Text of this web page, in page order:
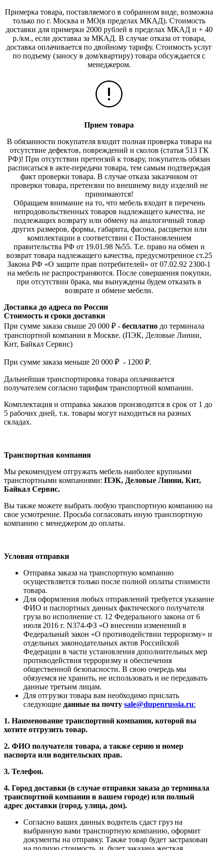
Примерка товара, поставляемого в собранном виде, возможна
только по г. Москва и МО(в пределах МКАД). Стоимость
доставки для примерки 2000 рублей в пределах МКАД и + 40
р./км., если доставка за МКАД. В случае отказа от товара,
доставка оплачивается по двойному тарифу. Стоимость услуг
по подъему (заносу в дом/квартиру) товара обсуждается с
менеджером.
Прием товара
В обязанности покупателя входит полная проверка товара на
отсутствие дефектов, повреждений и сколов (статья 513 ГК
РФ)! При отсутствии претензий к товару, покупатель обязан
расписаться в акте-передачи товара, тем самым подтверждая
факт проверки товара. В случае отказа заказчиком от
проверки товара, претензии по внешнему виду изделий не
принимаются!
Обращаем внимание на то, что мебель входит в перечень
непродовольственных товаров надлежащего качества, не
подлежащих возврату или обмену на аналогичный товар
других размеров, формы, габарита, фасона, расцветки или
комплектации в соответствии с Постановлением
правительства РФ от 19.01.98 №55. Т.е. право на обмен и
возврат товара надлежащего качества, предусмотренное ст.25
Закона РФ «О защите прав потребителей» от 07.02.92 2300-1
на мебель не распространяются. После совершения покупки,
при отсутствии брака, мы вынуждены будем отказать в
возврате и обмене мебели.
Доставка до адреса по России
Стоимость и сроки доставки
При сумме заказа свыше 20 000 ₽ - бесплатно до терминала
транспортной компании в Москве. (ПЭК, Деловые Линии,
Кит, Байкал Сервис)
При сумме заказа меньше 20 000 ₽ - 1200 ₽.
Дальнейшая транспортировка товара оплачивается
получателем согласно тарифам транспортной компании.
Комплектация и отправка заказов производится в срок от 1 до
5 рабочих дней, т.к. товары могут находиться на разных
складах.
Транспортная компания
Мы рекомендуем отгружать мебель наиболее крупными
транспортными компаниями: ПЭК, Деловые Линии, Кит,
Байкал Сервис.
Вы также можете выбрать любую транспортную компанию на
свое усмотрение. Просьба согласовать иную транспортную
компанию с менеджером до оплаты.
Условия отправки
Отправка заказа на транспортную компанию
осуществляется только после полной оплаты стоимости
товара.
Для оформления любых отправлений требуется указание
ФИО и паспортных данных фактического получателя
груза во исполнение ст. 12 Федерального закона от 6
июля 2016 г. N374-ФЗ «О внесении изменений в
Федеральный закон «О противодействии терроризму» и
отдельных законодательных актов Российской
Федерации в части установления дополнительных мер
противодействия терроризму и обеспечения
общественной безопасности. В свою очередь мы
обязуемся не хранить, не использовать и не передавать
данные третьим лицам.
Для отгрузки товара вам необходимо прислать
следующие данные на почту sale@dupenrussia.ru:
1. Наименование транспортной компании, которой вы
хотите отгрузить товар.
2. ФИО получателя товара, а также серию и номер
паспорта или водительских прав.
3. Телефон.
4. Город доставки (в случае отправки заказа до терминала
транспортной компании в вашем городе) или полный
адрес доставки (город, улица, дом).
Согласно ваших данных водитель сдаст груз на
выбранную вами транспортную компанию, оформит
документы на отправку. Также товар будет застрахован